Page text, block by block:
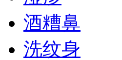
酒糟鼻
洗纹身